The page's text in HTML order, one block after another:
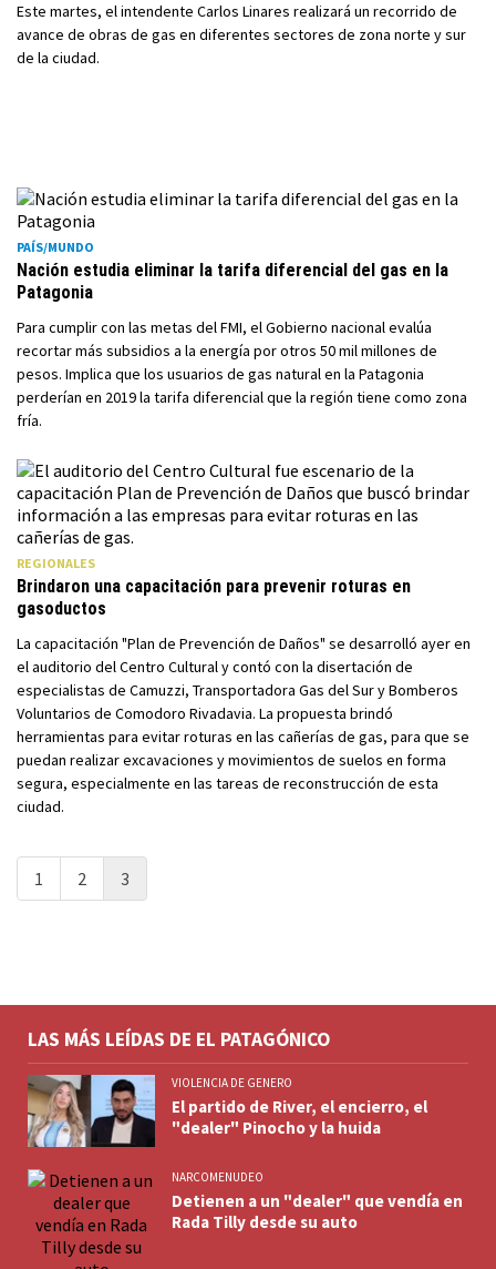
Este martes, el intendente Carlos Linares realizará un recorrido de
avance de obras de gas en diferentes sectores de zona norte y sur
de la ciudad.
PAÍS/MUNDO
Nación estudia eliminar la tarifa diferencial del gas en la
Patagonia
Para cumplir con las metas del FMI, el Gobierno nacional evalúa
recortar más subsidios a la energía por otros 50 mil millones de
pesos. Implica que los usuarios de gas natural en la Patagonia
perderían en 2019 la tarifa diferencial que la región tiene como zona
fría.
REGIONALES
Brindaron una capacitación para prevenir roturas en
gasoductos
La capacitación "Plan de Prevención de Daños" se desarrolló ayer en
el auditorio del Centro Cultural y contó con la disertación de
especialistas de Camuzzi, Transportadora Gas del Sur y Bomberos
Voluntarios de Comodoro Rivadavia. La propuesta brindó
herramientas para evitar roturas en las cañerías de gas, para que se
puedan realizar excavaciones y movimientos de suelos en forma
segura, especialmente en las tareas de reconstrucción de esta
ciudad.
1 2 3
LAS MÁS LEÍDAS DE EL PATAGÓNICO
VIOLENCIA DE GENERO
El partido de River, el encierro, el
"dealer" Pinocho y la huida
NARCOMENUDEO
Detienen a un "dealer" que vendía en
Rada Tilly desde su auto